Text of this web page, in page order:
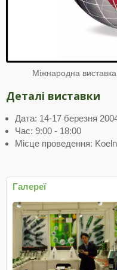
Міжнародна
Деталі виставки
Дата: 14-17 березня
Час: 9:00 - 18:00
Місце проведення:
Галереї